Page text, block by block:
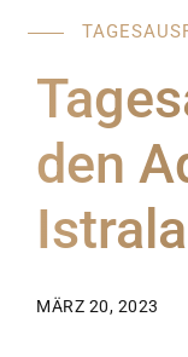
den
MÄRZ 20, 2023